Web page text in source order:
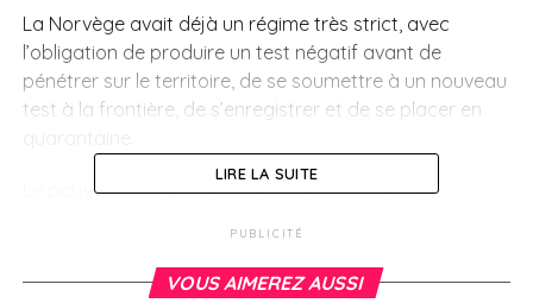
La Norvège avait déjà un régime très strict, avec
l’obligation de produire un test négatif avant de
pénétrer sur le territoire, de se soumettre à un nouveau
test à la frontière, de s’enregistrer et de se placer en
Le pays connait pour l’heure l’un des taux de
SUJETS ASSOCIÉS: CORONAVIRUS FEATURED NORVÈGE
LIRE LA SUITE
PUBLICITÉ
VOUS AIMEREZ AUSSI